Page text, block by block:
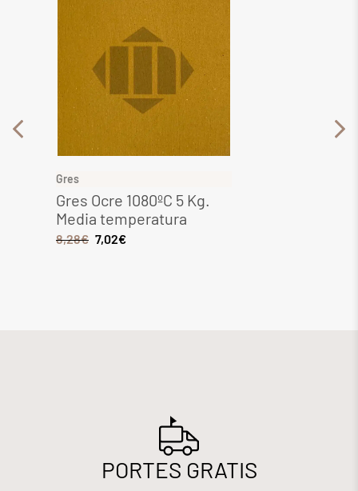
Gres
Gres Ocre 1080ºC 5 Kg.
Media temperatura
8,28€ 7,02€
PORTES GRATIS